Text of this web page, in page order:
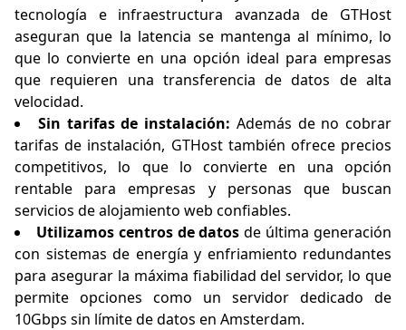
tecnología e infraestructura avanzada de GTHost
aseguran que la latencia se mantenga al mínimo, lo
que lo convierte en una opción ideal para empresas
que requieren una transferencia de datos de alta
velocidad.
Sin tarifas de instalación: Además de no cobrar
tarifas de instalación, GTHost también ofrece precios
competitivos, lo que lo convierte en una opción
rentable para empresas y personas que buscan
servicios de alojamiento web confiables.
Utilizamos centros de datos de última generación
con sistemas de energía y enfriamiento redundantes
para asegurar la máxima fiabilidad del servidor, lo que
permite opciones como un servidor dedicado de
10Gbps sin límite de datos en Amsterdam.